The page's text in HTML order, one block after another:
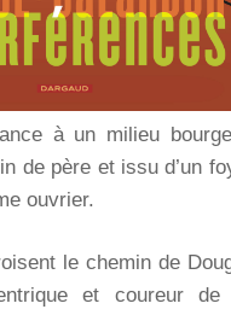
à un milieu
de père et issu d’un
ouvrier.
le chemin de
et coureur